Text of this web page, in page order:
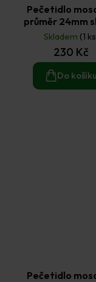
Pečetidlo
průměr 24mm
Skladem (1
230 Kč
Do košíku
Pečetidlo